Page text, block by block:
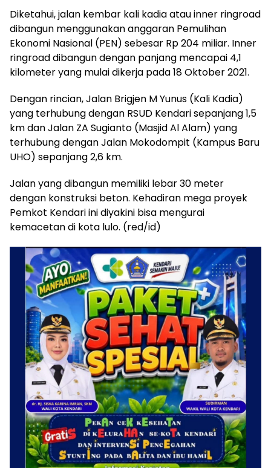
Diketahui, jalan kembar kali kadia atau inner ringroad
dibangun menggunakan anggaran Pemulihan
Ekonomi Nasional (PEN) sebesar Rp 204 miliar. Inner
ringroad dibangun dengan panjang mencapai 4,1
kilometer yang mulai dikerja pada 18 Oktober 2021.
Dengan rincian, Jalan Brigjen M Yunus (Kali Kadia)
yang terhubung dengan RSUD Kendari sepanjang 1,5
km dan Jalan ZA Sugianto (Masjid Al Alam) yang
terhubung dengan Jalan Mokodompit (Kampus Baru
UHO) sepanjang 2,6 km.
Jalan yang dibangun memiliki lebar 30 meter
dengan konstruksi beton. Kehadiran mega proyek
Pemkot Kendari ini diyakini bisa mengurai
kemacetan di kota lulo. (red/id)